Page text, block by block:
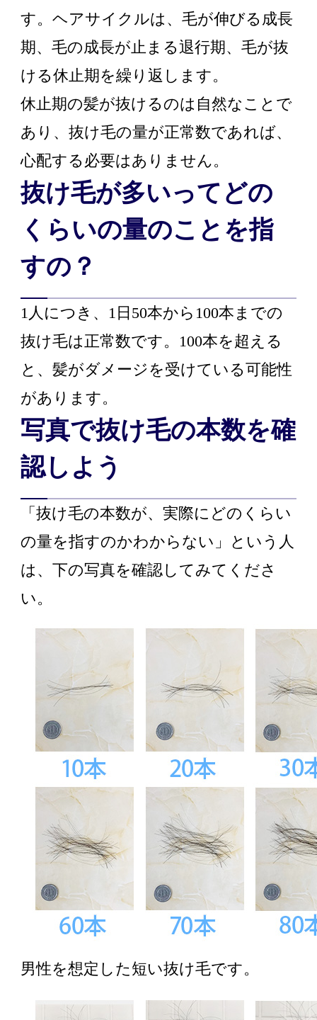
す。ヘアサイクルは、毛が伸びる成長
期、毛の成長が止まる退行期、毛が抜
ける休止期を繰り返します。
休止期の髪が抜けるのは自然なことで
あり、抜け毛の量が正常数であれば、
心配する必要はありません。
抜け毛が多いってどの
くらいの量のことを指
すの？
1人につき、1日50本から100本までの
抜け毛は正常数です。100本を超える
と、髪がダメージを受けている可能性
があります。
写真で抜け毛の本数を確
認しよう
「抜け毛の本数が、実際にどのくらい
の量を指すのかわからない」という人
は、下の写真を確認してみてくださ
い。
男性を想定した短い抜け毛です。